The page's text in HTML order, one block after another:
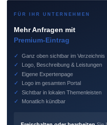
FÜR IHR UNTERNEHMEN
Mehr Anfragen mit
Premium-Eintrag
✓
Ganz oben sichtbar im Verzeichnis
✓
Logo, Beschreibung & Leistungen
✓
Eigene Expertenpage
✓
Logo im gesamten Portal
✓
Sichtbar in lokalen Themenleisten
✓
Monatlich kündbar